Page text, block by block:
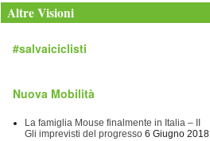
Altre Visioni
#salvaiciclisti
Nuova Mobilità
La famiglia Mouse finalmente in Italia – II
Gli imprevisti del progresso 6 Giugno 2018